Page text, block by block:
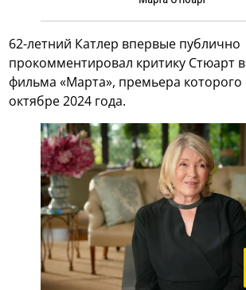
62-летний Катлер впервые публично
прокомментировал критику Стюарт
фильма «Марта», премьера которого
октябре 2024 года.